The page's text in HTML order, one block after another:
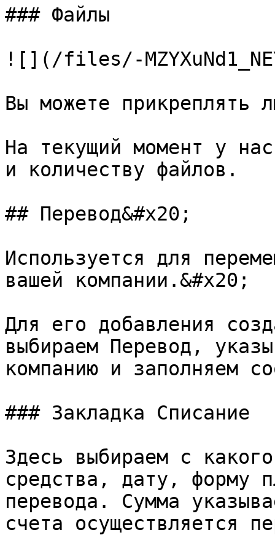
### Файлы
![](/files/-
Вы можете прикреплять
На текущий момент у
и количеству файлов.
## Перевод&#x20;
Используется для
вашей компании.&#x20;
Для его добавления
выбираем Перевод,
компанию и заполняем
### Закладка Списание
Здесь выбираем с
средства, дату, форму
перевода. Сумма
счета осуществляется